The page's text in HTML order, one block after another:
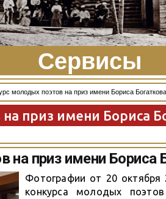
Сервисы
молодых поэтов на приз имени Бориса Богаткова
приз имени Бориса
на приз имени Бориса
Фотографии от 20 октября
конкурса молодых